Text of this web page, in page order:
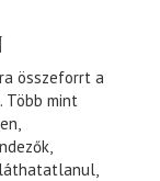
összeforrt a
Több mint